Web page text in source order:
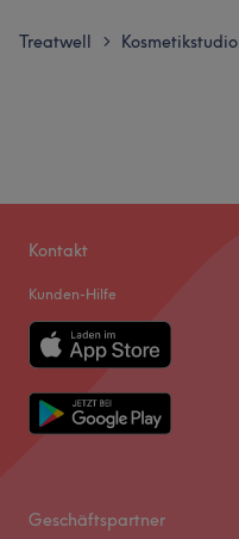
Treatwell > Kosmetikstudio
Kontakt
Kunden-Hilfe
Geschäftspartner